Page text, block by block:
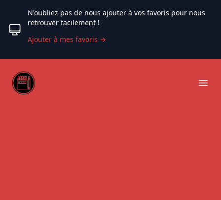
N'oubliez pas de nous ajouter à vos favoris pour nous
retrouver facilement !
Ajouter à mes favoris →
Web coloriage